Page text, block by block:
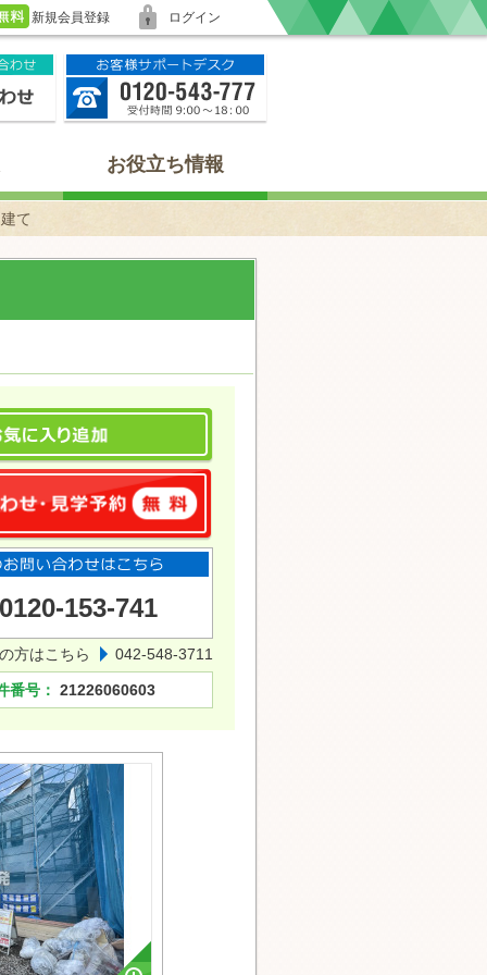
新規会員登録 ログイン
お役立ち情報
て
0120-153-741
方はこちら 042-548-3711
番号： 21226060603